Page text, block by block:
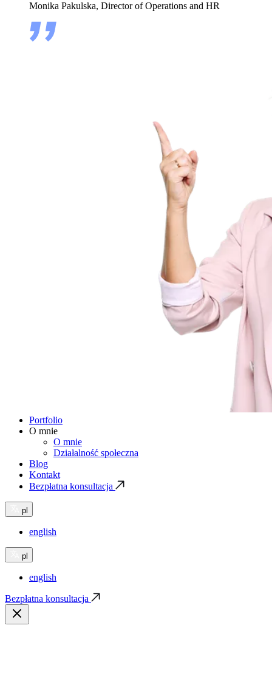
Monika Pakulska, Director of Operations and HR
Portfolio
O mnie
O mnie
Działalność społeczna
Blog
Kontakt
Bezpłatna konsultacja
pl
english
pl
english
Bezpłatna konsultacja